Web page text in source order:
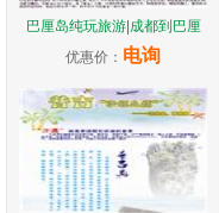
巴厘岛纯玩旅游|成都到巴厘
优惠价： 电询